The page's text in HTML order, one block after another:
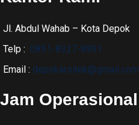
Jl. Abdul Wahab – Kota Depok
Telp : 0851-8327-8991
Email : depokarsitek@gmail.com
Jam Operasional